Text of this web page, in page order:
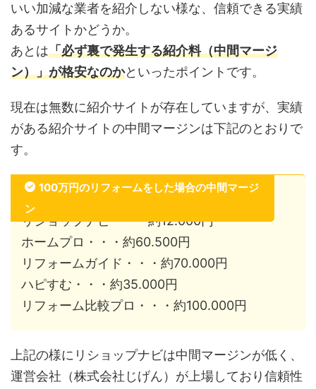
いい加減な業者を紹介しない様な、信頼できる実績
あるサイトかどうか。
あとは「必ず裏で発生する紹介料（中間マージ
ン）」が格安なのかといったポイントです。
現在は無数に紹介サイトが存在していますが、実績
がある紹介サイトの中間マージンは下記のとおりで
す。
100万円のリフォームをした場合の中間マージ
ン
リショップナビ・・・約12.000円
ホームプロ・・・約60.500円
リフォームガイド・・・約70.000円
ハピすむ・・・約35.000円
リフォーム比較プロ・・・約100.000円
上記の様にリショップナビは中間マージンが低く、
運営会社（株式会社じげん）が上場しており信頼性